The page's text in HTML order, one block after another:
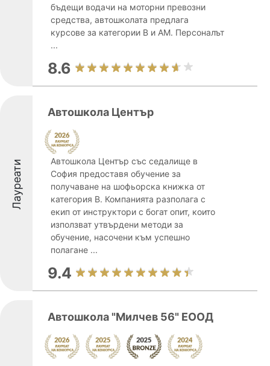
бъдещи водачи на моторни превозни
средства, автошколата предлага
курсове за категории В и АМ. Персоналът
...
8.6
Лауреати
Автошкола Център
Автошкола Център със седалище в
София предоставя обучение за
получаване на шофьорска книжка от
категория B. Компанията разполага с
екип от инструктори с богат опит, които
използват утвърдени методи за
обучение, насочени към успешно
полагане ...
9.4
Автошкола "Милчев 56" ЕООД